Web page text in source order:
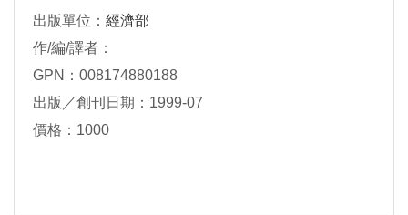
出版單位： 經濟部
作/編/譯者：
GPN：008174880188
出版／創刊日期：1999-07
價格：1000